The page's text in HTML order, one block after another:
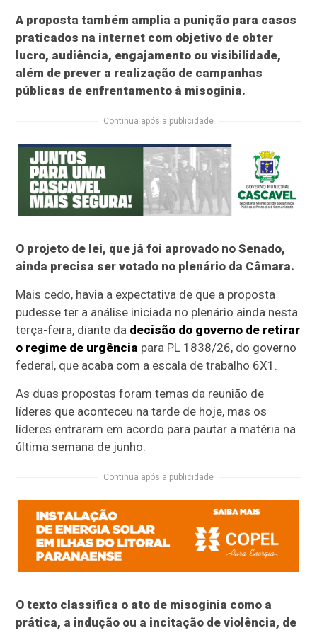
A proposta também amplia a punição para casos
praticados na internet com objetivo de obter
lucro, audiência, engajamento ou visibilidade,
além de prever a realização de campanhas
públicas de enfrentamento à misoginia.
Continua após a publicidade
O projeto de lei, que já foi aprovado no Senado,
ainda precisa ser votado no plenário da Câmara.
Mais cedo, havia a expectativa de que a proposta
pudesse ter a análise iniciada no plenário ainda nesta
terça-feira, diante da decisão do governo de retirar
o regime de urgência para PL 1838/26, do governo
federal, que acaba com a escala de trabalho 6X1.
As duas propostas foram temas da reunião de
líderes que aconteceu na tarde de hoje, mas os
líderes entraram em acordo para pautar a matéria na
última semana de junho.
Continua após a publicidade
O texto classifica o ato de misoginia como a
prática, a indução ou a incitação de violência, de